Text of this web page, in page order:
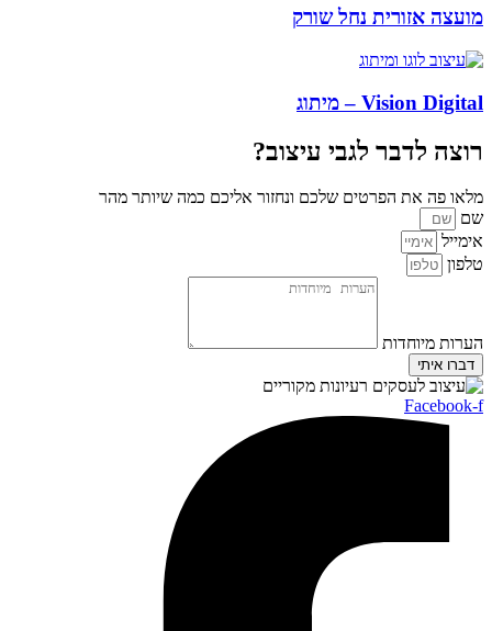
מועצה אזורית נחל שורק
Vision Digital – מיתוג
רוצה לדבר לגבי עיצוב?
מלאו פה את הפרטים שלכם ונחזור אליכם כמה שיותר מהר
שם
אימייל
טלפון
הערות מיוחדות
דברו איתי
Facebook-f